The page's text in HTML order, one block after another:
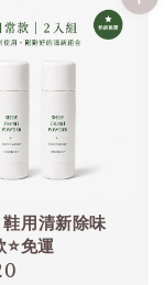
用清新除味
⭐️免運